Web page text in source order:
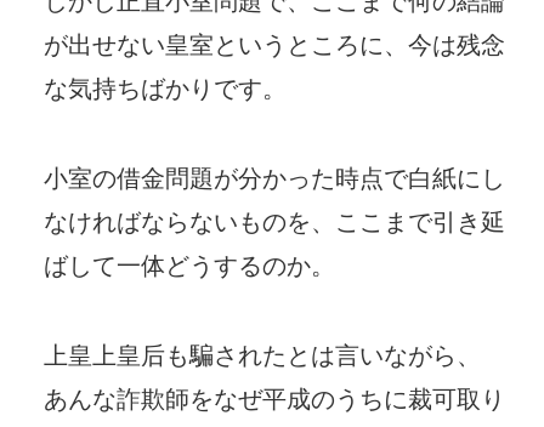
が出せない皇室というところに、今は残念
な気持ちばかりです。
小室の借金問題が分かった時点で白紙にし
なければならないものを、ここまで引き延
ばして一体どうするのか。
上皇上皇后も騙されたとは言いながら、
あんな詐欺師をなぜ平成のうちに裁可取り